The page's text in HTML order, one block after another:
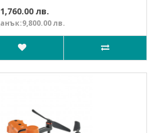
лв.
лв.